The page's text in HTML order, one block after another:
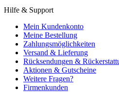
Hilfe & Support
Mein Kundenkonto
Meine Bestellung
Zahlungsmöglichkeiten
Versand & Lieferung
Rücksendungen &
Aktionen & Gutscheine
Weitere Fragen?
Firmenkunden